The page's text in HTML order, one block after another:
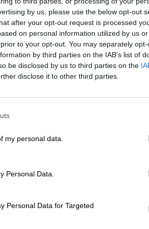
by us, please use the below opt-out
after your opt-out request is processed
on personal information utilized by us
to your opt-out. You may separately
by third parties on the IAB’s list of
be disclosed by us to third parties on the
disclose it to other third parties.
my personal data.
Personal Data.
Personal Data for Targeted
y será
de la colaboraciónentre
Representante para Asuntos
indica que se trata de un
está previsto que sea
24 y 25 de marzo
en torno acuatro pilares